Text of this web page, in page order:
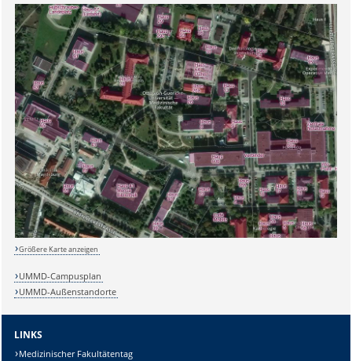
Sicherheitsabfrage:
Lösung:
Größere Karte anzeigen
UMMD-Campusplan
UMMD-Außenstandorte
LINKS
Medizinischer Fakultätentag